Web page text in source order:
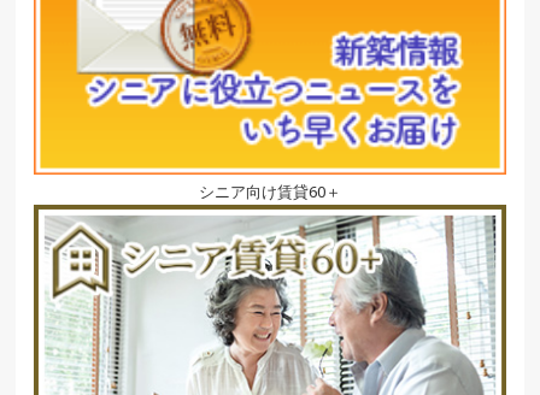
シニア向け賃貸60＋